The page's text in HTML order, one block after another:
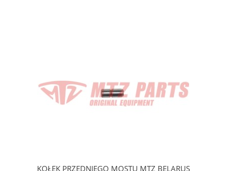
KOŁEK PRZEDNIEGO MOSTU MTZ BELARUS